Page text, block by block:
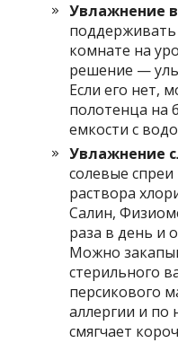
Увлажнение
поддерживать
комнате на
решение —
Если его нет,
полотенца на
емкости с
Увлажнение
солевые
раствора
Салин,
раза в день и
Можно
стерильного
персикового
аллергии и по
смягчает